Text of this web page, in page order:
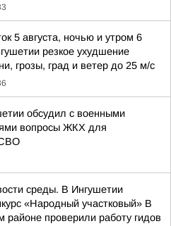
5 августа, ночью и утром 6
резкое ухудшение
грозы, град и ветер до 25 м/с
обсудил с военными
вопросы ЖКХ для
СВО
среды. В Ингушетии
«Народный участковый» В
районе проверили работу гидов